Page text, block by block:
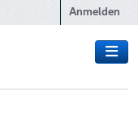
Anmelden